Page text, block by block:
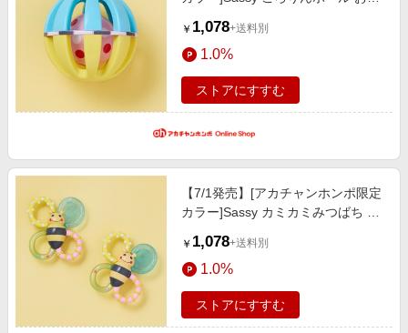
あそび・オーボール
￥ 1,078+送料別
1.0%
ストアにすすむ
【7/1発売】[アカチャンホンポ限定
カラー]Sassy カミカミみつばち お
手あそび・オーボール
￥ 1,078+送料別
1.0%
ストアにすすむ